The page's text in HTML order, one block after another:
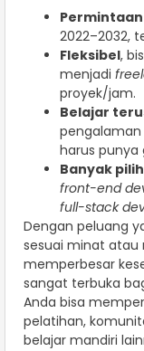
2022–2032,
Fleksibel,
menjadi
proyek/jam.
Belajar
pengalaman
harus punya
Banyak
front-end
full-stack
Dengan peluang
sesuai minat atau
memperbesar
sangat terbuka
Anda bisa
pelatihan,
belajar mandiri